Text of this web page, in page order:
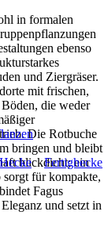
in formalen
ebenso
und Ziergräser.
mit frischen,
die weder
Die Rotbuche
bringen und bleibt
blickdicht; ein
sorgt für kompakte,
Fagus
und setzt in
Fertighecke